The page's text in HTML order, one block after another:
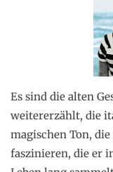
Es sind die alten
weitererzählt, die
magischen Ton,
faszinieren, die er